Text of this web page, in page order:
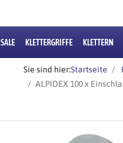
SALE KLETTERGRIFFE KLETTERN
Sie sind hier:Startseite
ALPIDEX 100 x